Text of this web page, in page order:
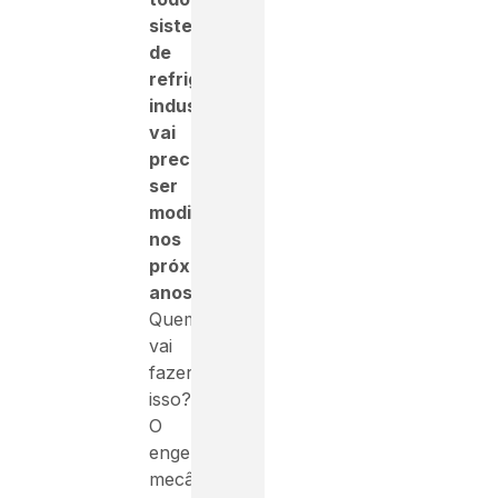
sistema
de
refrigeração
industrial
vai
precisar
ser
modificado
nos
próximos
anos
Quem
vai
fazer
isso?
O
engenheiro
mecânico